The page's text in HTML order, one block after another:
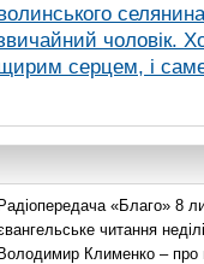
чоловік.
серцем, і
Радіопередача «Благо» 8
читання
Володимир Клименко – про